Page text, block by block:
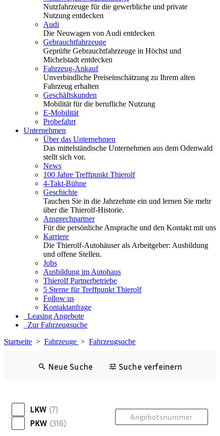
Nutzfahrzeuge für die gewerbliche und private
Nutzung entdecken
Audi
Die Neuwagen von Audi entdecken
Gebrauchtfahrzeuge
Geprüfte Gebrauchtfahrzeuge in Höchst und
Michelstadt entdecken
Fahrzeug-Ankauf
Unverbindliche Preiseinschätzung zu Ihrem alten
Fahrzeug erhalten
Geschäftskunden
Mobilität für die berufliche Nutzung
E-Mobilität
Probefahrt
Unternehmen
Über das Unternehmen
Das mittelständische Unternehmen aus dem Odenwald
stellt sich vor.
News
100 Jahre Treffpunkt Thierolf
4-Takt-Bühne
Geschichte
Tauchen Sie in die Jahrzehnte ein und lernen Sie mehr
über die Thierolf-Historie.
Ansprechpartner
Für die persönliche Ansprache und den Kontakt mit uns
Karriere
Die Thierolf-Autohäuser als Arbeitgeber: Ausbildung
und offene Stellen.
Jobs
Ausbildung im Autohaus
Thierolf Partnerbetriebe
5 Sterne für Treffpunkt Thierolf
Follow us
Kontaktanfrage
Leasing Angebote
Zur Fahrzeugsuche
Startseite > Fahrzeuge > Fahrzeugsuche
Neue Suche Suche verfeinern
LKW (7)
PKW (316)